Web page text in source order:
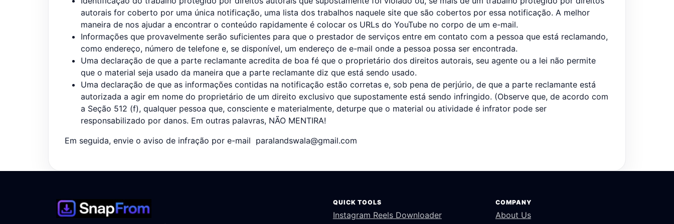
autorais for coberto por uma única notificação, uma lista dos trabalhos naquele site que são cobertos por essa notificação. A melhor
maneira de nos ajudar a encontrar o conteúdo rapidamente é colocar os URLs do YouTube no corpo de um e-mail.
Informações que provavelmente serão suficientes para que o prestador de serviços entre em contato com a pessoa que está reclamando,
como endereço, número de telefone e, se disponível, um endereço de e-mail onde a pessoa possa ser encontrada.
Uma declaração de que a parte reclamante acredita de boa fé que o proprietário dos direitos autorais, seu agente ou a lei não permite
que o material seja usado da maneira que a parte reclamante diz que está sendo usado.
Uma declaração de que as informações contidas na notificação estão corretas e, sob pena de perjúrio, de que a parte reclamante está
autorizada a agir em nome do proprietário de um direito exclusivo que supostamente está sendo infringido. (Observe que, de acordo com
a Seção 512 (f), qualquer pessoa que, consciente e materialmente, deturpe que o material ou atividade é infrator pode ser
responsabilizado por danos. Em outras palavras, NÃO MENTIRA!
Em seguida, envie o aviso de infração por e-mail paralandswala@gmail.com
QUICK TOOLS
Instagram Reels Downloader
COMPANY
About Us